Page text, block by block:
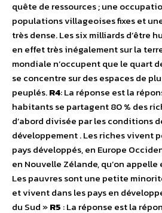
quête de ressources ; une
populations villageoises fixes et
très dense. Les six milliards d’être
en effet très inégalement sur la
mondiale n’occupent que le quart
se concentre sur des espaces de
peuplés.R4: La réponse est la
habitants se partagent 80 % des
d’abord divisée par les conditions
développement . Les riches vivent
pays développés, en Europe
en Nouvelle Zélande, qu’on appelle
Les pauvres sont une petite
et vivent dans les pays en
du Sud »R5 : La réponse est la